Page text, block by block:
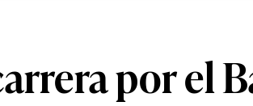
por el